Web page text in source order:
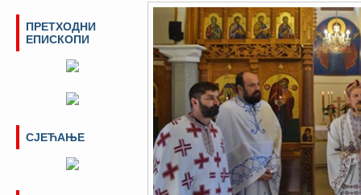
ПРЕТХОДНИ
ЕПИСКОПИ
СЈЕЋАЊЕ